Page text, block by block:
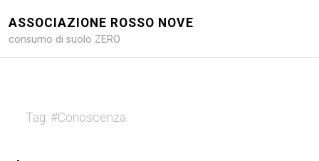
ASSOCIAZIONE ROSSO NOVE
consumo di suolo ZERO
Tag: #Conoscenza